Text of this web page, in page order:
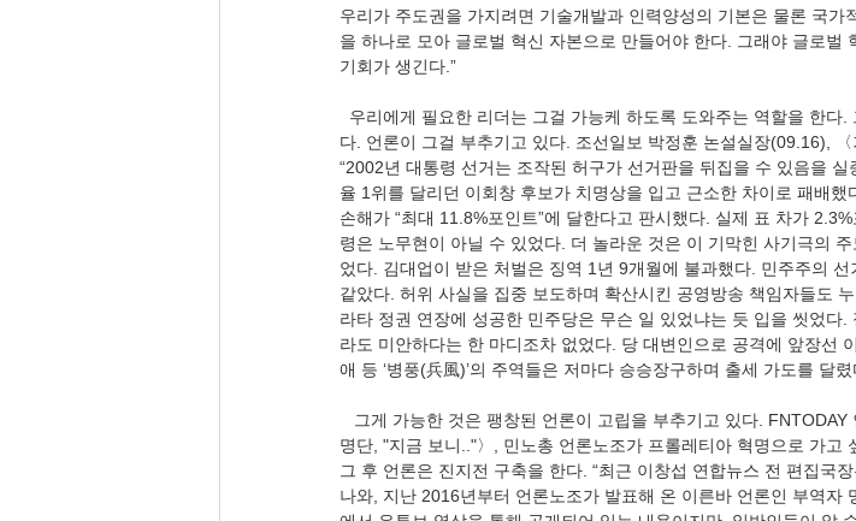
우리가 주도권을 가지려면 기술개발과 인력양성의 기본은 물론 국
을 하나로 모아 글로벌 혁신 자본으로 만들어야 한다. 그래야 글로벌
기회가 생긴다.”
다. 언론이 그걸 부추기고 있다. 조선일보 박정훈 논설실장(09.16),
“2002년 대통령 선거는 조작된 허구가 선거판을 뒤집을 수 있음을
율 1위를 달리던 이회창 후보가 치명상을 입고 근소한 차이로 패배
손해가 “최대 11.8%포인트”에 달한다고 판시했다. 실제 표 차가
령은 노무현이 아닐 수 있었다. 더 놀라운 것은 이 기막힌 사기극의
었다. 김대업이 받은 처벌은 징역 1년 9개월에 불과했다. 민주주의
같았다. 허위 사실을 집중 보도하며 확산시킨 공영방송 책임자들도
라타 정권 연장에 성공한 민주당은 무슨 일 있었냐는 듯 입을 씻었다
라도 미안하다는 한 마디조차 없었다. 당 대변인으로 공격에 앞장선
애 등 ‘병풍(兵風)’의 주역들은 저마다 승승장구하며 출세 가도를 달렸
명단, "지금 보니.."〉, 민노총 언론노조가 프롤레티아 혁명으로 가고
그 후 언론은 진지전 구축을 한다. “최근 이창섭 연합뉴스 전 편집국
나와, 지난 2016년부터 언론노조가 발표해 온 이른바 언론인 부역자